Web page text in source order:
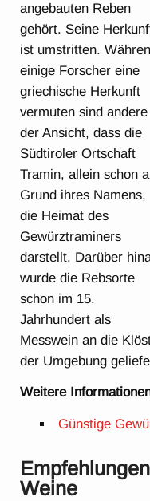
angebauten Reben
gehört. Seine
ist umstritten.
einige Forscher eine
griechische Herkunft
vermuten sind andere
der Ansicht, dass die
Südtiroler Ortschaft
Tramin, allein schon
Grund ihres Namens,
die Heimat des
Gewürztraminers
darstellt. Darüber
wurde die Rebsorte
schon im 15.
Jahrhundert als
Messwein an die
der Umgebung
Weitere
Günstige
Weine